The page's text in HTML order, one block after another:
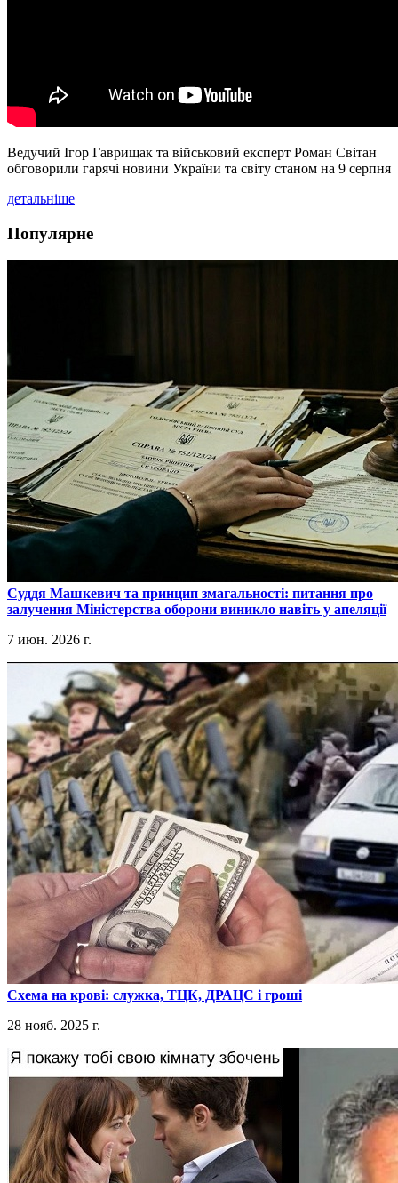
Ведучий Ігор Гаврищак та військовий експерт Роман Світан
обговорили гарячі новини України та світу станом на 9 серпня
детальніше
Популярне
​Суддя Машкевич та принцип змагальності: питання про
залучення Міністерства оборони виникло навіть у апеляції
7 июн. 2026 г.
​Схема на крові: служка, ТЦК, ДРАЦС і гроші
28 нояб. 2025 г.